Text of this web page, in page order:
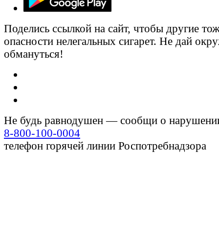
Поделись ссылкой на сайт, чтобы другие
опасности нелегальных сигарет. Не дай
обмануться!
Не будь равнодушен — сообщи о
8-800-100-0004
телефон горячей линии Роспотребнадзора